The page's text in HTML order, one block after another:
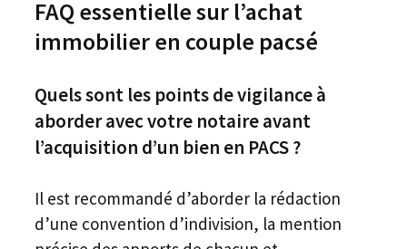
FAQ essentielle sur l’achat
immobilier en couple pacsé
Quels sont les points de vigilance à
aborder avec votre notaire avant
l’acquisition d’un bien en PACS ?
Il est recommandé d’aborder la rédaction
d’une convention d’indivision, la mention